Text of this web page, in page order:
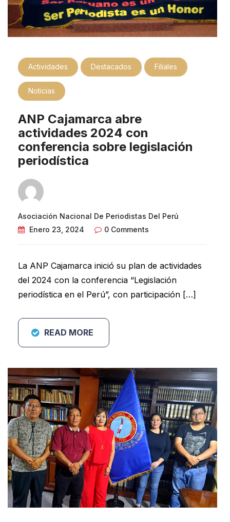
Actividades Destacados Filiales
Noticias
ANP Cajamarca abre
actividades 2024 con
conferencia sobre legislación
periodística
Asociación Nacional De Periodistas Del Perú
Enero 23, 2024
0 Comments
La ANP Cajamarca inició su plan de actividades
del 2024 con la conferencia “Legislación
periodística en el Perú”, con participación […]
READ MORE